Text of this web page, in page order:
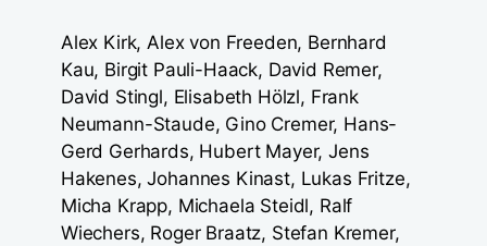
Alex Kirk, Alex von Freeden, Bernhard
Kau, Birgit Pauli-Haack, David Remer,
David Stingl, Elisabeth Hölzl, Frank
Neumann-Staude, Gino Cremer, Hans-
Gerd Gerhards, Hubert Mayer, Jens
Hakenes, Johannes Kinast, Lukas Fritze,
Micha Krapp, Michaela Steidl, Ralf
Wiechers, Roger Braatz, Stefan Kremer,